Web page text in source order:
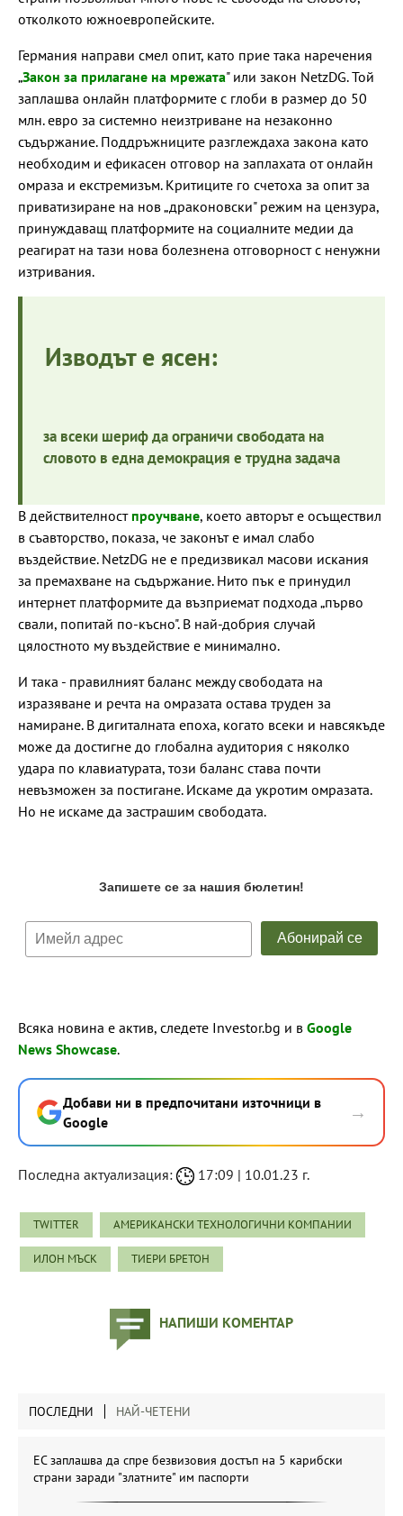
отколкото южноевропейските.
Германия направи смел опит, като прие така наречения
„Закон за прилагане на мрежата" или закон NetzDG. Той
заплашва онлайн платформите с глоби в размер до 50
млн. евро за системно неизтриване на незаконно
съдържание. Поддръжниците разглеждаха закона като
необходим и ефикасен отговор на заплахата от онлайн
омраза и екстремизъм. Критиците го счетоха за опит за
приватизиране на нов „драконовски" режим на цензура,
принуждаващ платформите на социалните медии да
реагират на тази нова болезнена отговорност с ненужни
изтривания.
Изводът е ясен:
за всеки шериф да ограничи свободата на
словото в една демокрация е трудна задача
В действителностпроучване, което авторът е осъществил
в съавторство, показа, че законът е имал слабо
въздействие. NetzDG не е предизвикал масови искания
за премахване на съдържание. Нито пък е принудил
интернет платформите да възприемат подхода „първо
свали, попитай по-късно". В най-добрия случай
цялостното му въздействие е минимално.
И така - правилният баланс между свободата на
изразяване и речта на омразата остава труден за
намиране. В дигиталната епоха, когато всеки и навсякъде
може да достигне до глобална аудитория с няколко
удара по клавиатурата, този баланс става почти
невъзможен за постигане. Искаме да укротим омразата.
Но не искаме да застрашим свободата.
Всяка новина е актив, следете Investor.bg и в Google
News Showcase.
Добави ни в предпочитани източници в
Google
→
Последна актуализация: 17:09 | 10.01.23 г.
TWITTER АМЕРИКАНСКИ ТЕХНОЛОГИЧНИ КОМПАНИИ
ИЛОН МЪСК ТИЕРИ БРЕТОН
НАПИШИ КОМЕНТАР
ПОСЛЕДНИ НАЙ-ЧЕТЕНИ
ЕС заплашва да спре безвизовия достъп на 5 карибски
страни заради "златните" им паспорти